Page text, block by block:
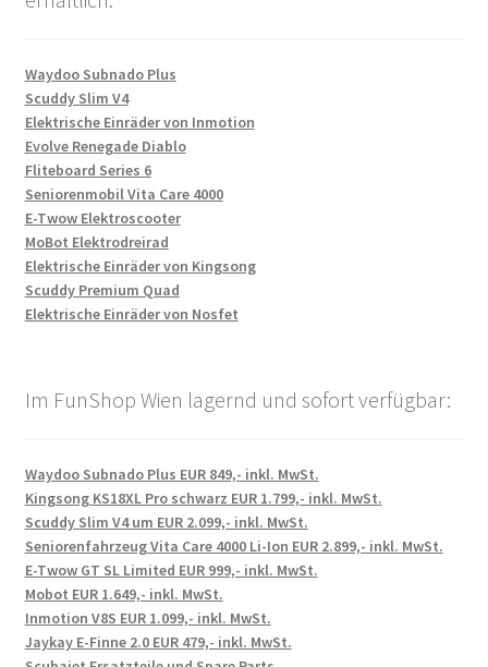
Waydoo Subnado Plus
Scuddy Slim V4
Elektrische Einräder von Inmotion
Evolve Renegade Diablo
Fliteboard Series 6
Seniorenmobil Vita Care 4000
E-Twow Elektroscooter
MoBot Elektrodreirad
Elektrische Einräder von Kingsong
Scuddy Premium Quad
Elektrische Einräder von Nosfet
Im FunShop Wien lagernd und sofort verfügbar:
Waydoo Subnado Plus EUR 849,- inkl. MwSt.
Kingsong KS18XL Pro schwarz EUR 1.799,- inkl. MwSt.
Scuddy Slim V4 um EUR 2.099,- inkl. MwSt.
Seniorenfahrzeug Vita Care 4000 Li-Ion EUR 2.899,- inkl. MwSt.
E-Twow GT SL Limited EUR 999,- inkl. MwSt.
Mobot EUR 1.649,- inkl. MwSt.
Inmotion V8S EUR 1.099,- inkl. MwSt.
Jaykay E-Finne 2.0 EUR 479,- inkl. MwSt.